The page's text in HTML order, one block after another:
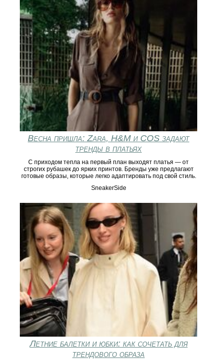
Весна пришла: Zara, H&M и COS задают
тренды в платьях
С приходом тепла на первый план выходят платья — от
строгих рубашек до ярких принтов. Бренды уже предлагают
готовые образы, которые легко адаптировать под свой стиль.
SneakerSide
Летние балетки и юбки: как сочетать для
трендового образа